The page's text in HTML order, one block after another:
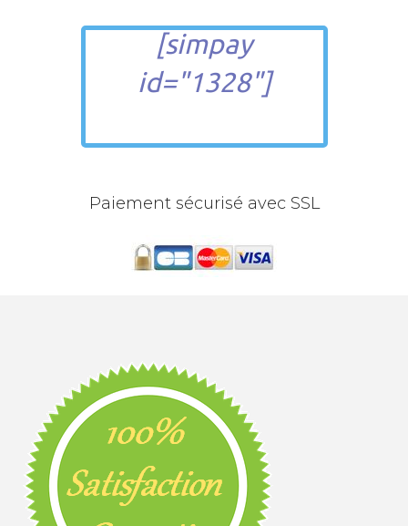
[simpay
id="1328"]
​Paiement sécurisé avec SSL